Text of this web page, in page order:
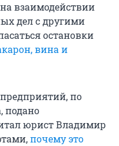
взаимодействии
дел с другими
остановки
вина и
по
подано
юрист Владимир
почему это